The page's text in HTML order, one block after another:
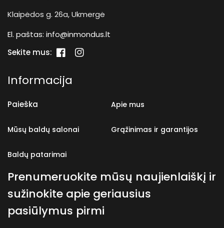
Klaipėdos g. 26a, Ukmergė
El. paštas: info@inmondus.lt
Sekite mus:
„Facebook“„Instagram“
Informacija
Paieška Apie mus
Mūsų baldų salonai Grąžinimas ir garantijos
Baldų patarimai
Prenumeruokite mūsų naujienlaiškį ir
sužinokite apie geriausius
pasiūlymus pirmi